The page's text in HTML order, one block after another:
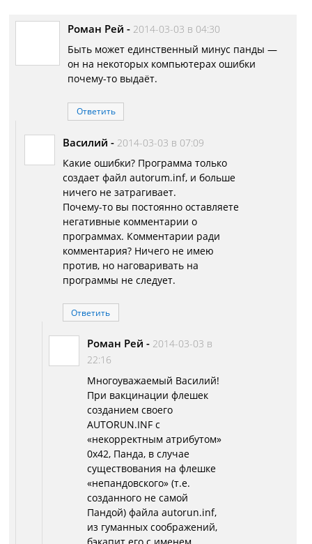
Роман Рей - 2014-03-03 в 04:30
Быть может единственный минус панды —
он на некоторых компьютерах ошибки
почему-то выдаёт.
Ответить
Василий - 2014-03-03 в 07:09
Какие ошибки? Программа только
создает файл autorum.inf, и больше
ничего не затрагивает.
Почему-то вы постоянно оставляете
негативные комментарии о
программах. Комментарии ради
комментария? Ничего не имею
против, но наговаривать на
программы не следует.
Ответить
Роман Рей - 2014-03-03 в
22:16
Многоуважаемый Василий!
При вакцинации флешек
созданием своего
AUTORUN.INF с
«некорректным атрибутом»
0x42, Панда, в случае
существования на флешке
«непандовского» (т.е.
созданного не самой
Пандой) файла autorun.inf,
из гуманных соображений,